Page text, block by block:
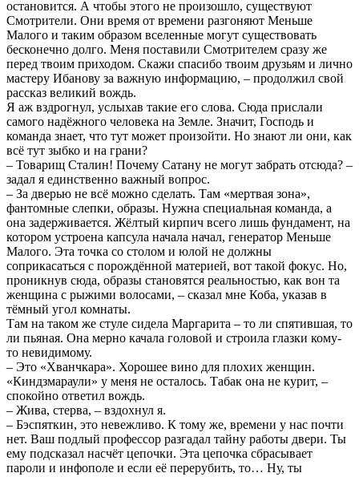
остановится. А чтобы этого не произошло, существуют
Смотрители. Они время от времени разгоняют Меньше
Малого и таким образом вселенные могут существовать
бесконечно долго. Меня поставили Смотрителем сразу же
перед твоим приходом. Скажи спасибо твоим друзьям и лично
мастеру Ибанову за важную информацию, – продолжил свой
рассказ великий вождь.
Я аж вздрогнул, услыхав такие его слова. Сюда прислали
самого надёжного человека на Земле. Значит, Господь и
команда знает, что тут может произойти. Но знают ли они, как
всё тут зыбко и на грани?
– Товарищ Сталин! Почему Сатану не могут забрать отсюда? –
задал я единственно важный вопрос.
– За дверью не всё можно сделать. Там «мертвая зона»,
фантомные слепки, образы. Нужна специальная команда, а
она задерживается. Жёлтый кирпич всего лишь фундамент, на
котором устроена капсула начала начал, генератор Меньше
Малого. Эта точка со столом и юлой не должны
соприкасаться с порождённой материей, вот такой фокус. Но,
проникнув сюда, образы становятся реальностью, как вон та
женщина с рыжими волосами, – сказал мне Коба, указав в
тёмный угол комнаты.
Там на таком же стуле сидела Маргарита – то ли спятившая, то
ли пьяная. Она мерно качала головой и строила глазки кому-
то невидимому.
– Это «Хванчкара». Хорошее вино для плохих женщин.
«Киндзмараули» у меня не осталось. Табак она не курит, –
спокойно ответил вождь.
– Жива, стерва, – вздохнул я.
– Бэспяткин, это невежливо. К тому же, времени у нас почти
нет. Ваш подлый профессор разгадал тайну работы двери. Ты
ему подсказал насчёт цепочки. Эта цепочка сбрасывает
пароли и инфополе и если её перерубить, то… Ну, ты